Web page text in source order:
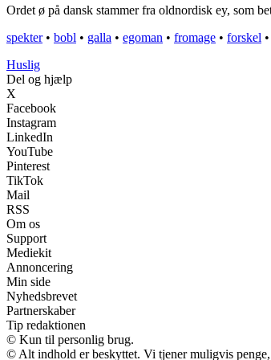
Ordet ø på dansk stammer fra oldnordisk ey, som
spekter• bobl • galla • egoman • fromage • forskel •
Huslig
Del og hjælp
X
Facebook
Instagram
LinkedIn
YouTube
Pinterest
TikTok
Mail
RSS
Om os
Support
Mediekit
Annoncering
Min side
Nyhedsbrevet
Partnerskaber
Tip redaktionen
© Kun til personlig brug.
© Alt indhold er beskyttet. Vi tjener muligvis